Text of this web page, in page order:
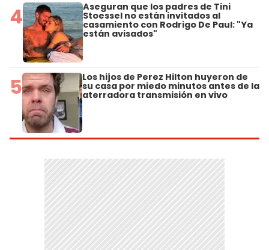
4 Aseguran que los padres de Tini
Stoessel no están invitados al
casamiento con Rodrigo De Paul: "Ya
están avisados"
5 Los hijos de Perez Hilton huyeron de
su casa por miedo minutos antes de la
aterradora transmisión en vivo